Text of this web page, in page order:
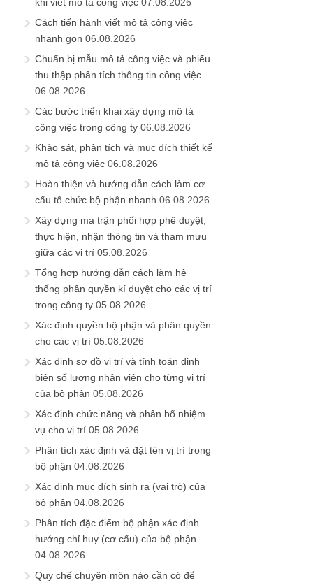
Cách tiến hành viết mô tả công việc
nhanh gọn 06.08.2026
Chuẩn bị mẫu mô tả công việc và phiếu
thu thập phân tích thông tin công việc
06.08.2026
Các bước triển khai xây dựng mô tả
công việc trong công ty 06.08.2026
Khảo sát, phân tích và mục đích thiết kế
mô tả công việc 06.08.2026
Hoàn thiện và hướng dẫn cách làm cơ
cấu tổ chức bộ phận nhanh 06.08.2026
Xây dựng ma trận phối hợp phê duyệt,
thực hiện, nhận thông tin và tham mưu
giữa các vị trí 05.08.2026
Tổng hợp hướng dẫn cách làm hệ
thống phân quyền kí duyệt cho các vị trí
trong công ty 05.08.2026
Xác định quyền bộ phận và phân quyền
cho các vị trí 05.08.2026
Xác định sơ đồ vị trí và tính toán định
biên số lượng nhân viên cho từng vị trí
của bộ phận 05.08.2026
Xác định chức năng và phân bổ nhiệm
vụ cho vị trí 05.08.2026
Phân tích xác định và đặt tên vị trí trong
bộ phận 04.08.2026
Xác định mục đích sinh ra (vai trò) của
bộ phận 04.08.2026
Phân tích đặc điểm bộ phận xác định
hướng chỉ huy (cơ cấu) của bộ phận
04.08.2026
Quy chế chuyên môn nào cần có để